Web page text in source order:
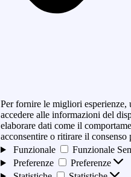
Per fornire le migliori
accedere alle informazioni del
elaborare dati come il
acconsentire o ritirare il
Funzionale
Funzionale
Preferenze
Preferenze